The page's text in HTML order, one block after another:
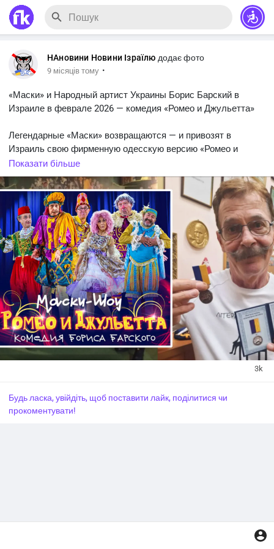
НАновини Новини Ізраїлю додає фото
9 місяців тому ·
«Маски» и Народный артист Украины Борис Барский в
Израиле в феврале 2026 — комедия «Ромео и Джульетта»
Легендарные «Маски» возвращаются — и привозят в
Израиль свою фирменную одесскую версию «Ромео и
Джульетты» Шекспира.
Современная, безбашенная, нежная, абсурдная и до слёз
смешная комедия — именно так, как умеют только они.
Спектакль увидят:
Ришон-ле-Цион, Ашдод, Нетания, Тель-Авив-Яффо, Беэр-
Шева, Хайфа (2 даты) и Петах-Тиква.
В главной роли — Народный артист Украины Борис Барский,
один из символов одесской сцены и бессменный Ромео в
культовой постановке «Масок».
Партнёры по сцене — Татьяна Иванова, Алексей Агопьян,
Михаил Волошин, Александр Постоленко, Игорь Малахов.
Режиссёр — Георгий Делиев.
🇺🇦 Борис Барский и война: когда клоун становится воином
С первых дней полномасштабного вторжения Барский
остался в Одессе.
Показати більше
3k
Будь ласка, увійдіть, щоб поставити лайк, поділитися чи
прокоментувати!